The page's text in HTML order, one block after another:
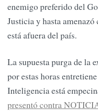
enemigo preferido del
Justicia y hasta
está afuera del país.
La supuesta purga de la
por estas horas
Inteligencia está
presentó contra